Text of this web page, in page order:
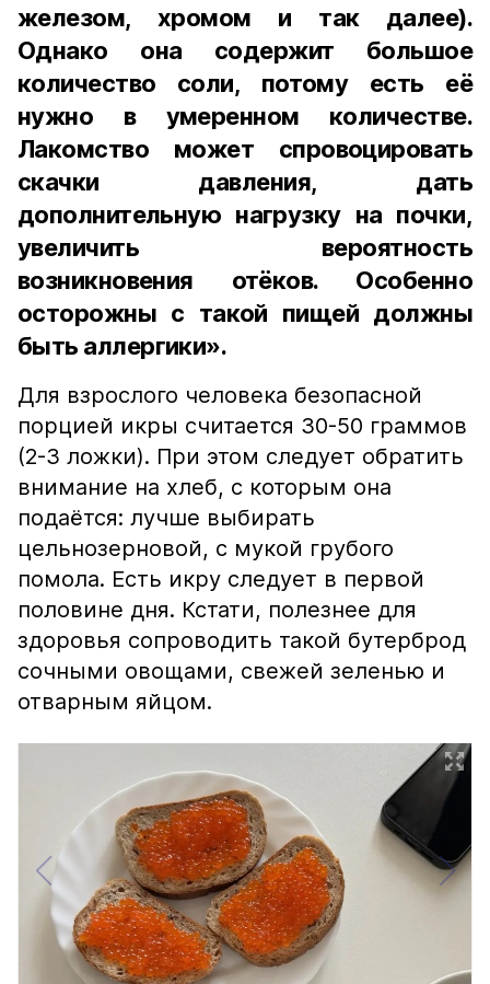
железом, хромом и так далее).
Однако она содержит большое
количество соли, потому есть её
нужно в умеренном количестве.
Лакомство может спровоцировать
скачки давления, дать
дополнительную нагрузку на почки,
увеличить вероятность
возникновения отёков. Особенно
осторожны с такой пищей должны
быть аллергики».
Для взрослого человека безопасной
порцией икры считается 30-50 граммов
(2-3 ложки). При этом следует обратить
внимание на хлеб, с которым она
подаётся: лучше выбирать
цельнозерновой, с мукой грубого
помола. Есть икру следует в первой
половине дня. Кстати, полезнее для
здоровья сопроводить такой бутерброд
сочными овощами, свежей зеленью и
отварным яйцом.